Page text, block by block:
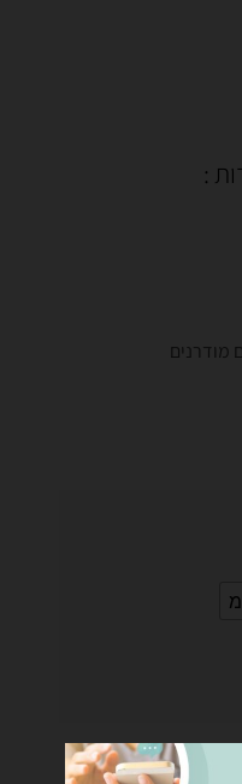
:
מודרנים